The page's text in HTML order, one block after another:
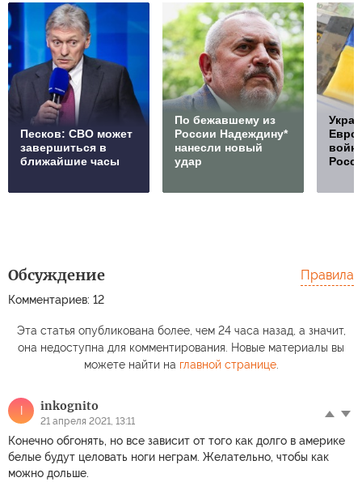
Песков: СВО может
завершиться в
ближайшие часы
По бежавшему из
России Надеждину*
нанесли новый
удар
Обсуждение
Комментариев: 12
Правила
Эта статья опубликована более, чем 24 часа назад, а значит,
она недоступна для комментирования. Новые материалы вы
можете найти на главной странице.
I inkognito
21 апреля 2021, 13:11
Конечно обгонять, но все зависит от того как долго в америке
белые будут целовать ноги неграм. Желательно, чтобы как
можно дольше.